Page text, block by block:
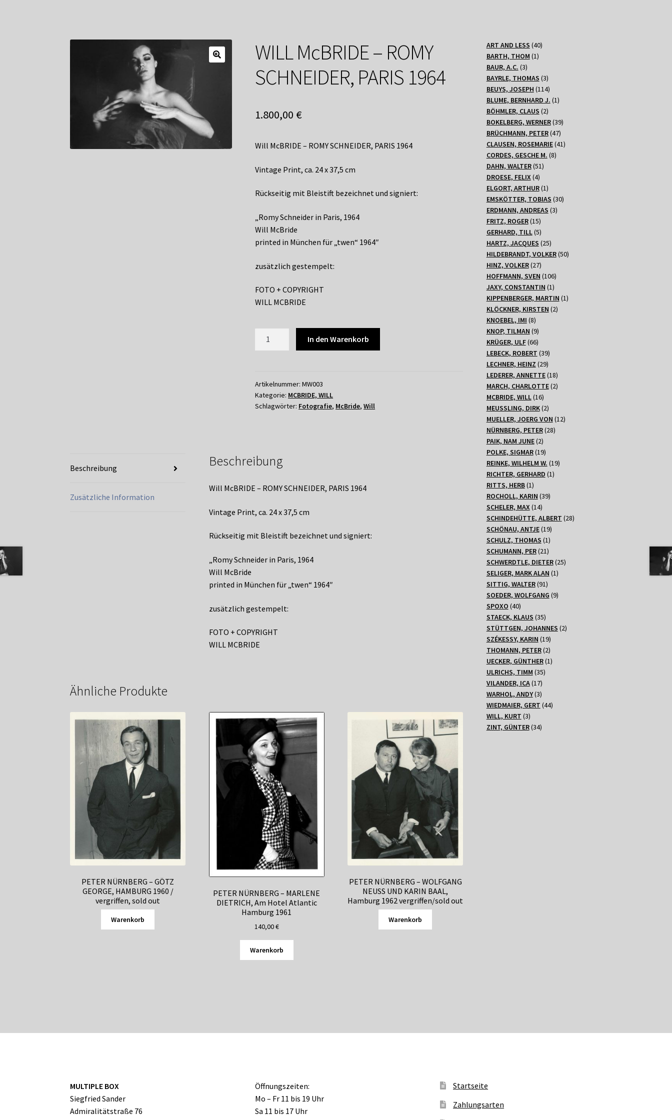
WILL McBRIDE – ROMY
SCHNEIDER, PARIS 1964
1.800,00 €
Will McBRIDE – ROMY SCHNEIDER, PARIS 1964
Vintage Print, ca. 24 x 37,5 cm
Rückseitig mit Bleistift bezeichnet und signiert:
„Romy Schneider in Paris, 1964
Will McBride
printed in München für „twen“ 1964″
zusätzlich gestempelt:
FOTO + COPYRIGHT
WILL MCBRIDE
SCHNEIDER,
PARIS
1964
In den Warenkorb
Artikelnummer:MW003
Kategorie: MCBRIDE, WILL
Schlagwörter: Fotografie, McBride,Will
Beschreibung
Zusätzliche Information
Beschreibung
Will McBRIDE – ROMY SCHNEIDER, PARIS 1964
Vintage Print, ca. 24 x 37,5 cm
Rückseitig mit Bleistift bezeichnet und signiert:
„Romy Schneider in Paris, 1964
Will McBride
printed in München für „twen“ 1964″
zusätzlich gestempelt:
FOTO + COPYRIGHT
WILL MCBRIDE
Ähnliche Produkte
PETER NÜRNBERG – GÖTZ
GEORGE, HAMBURG 1960 /
vergriffen, sold out
Warenkorb
PETER NÜRNBERG – MARLENE
DIETRICH, Am Hotel Atlantic
Hamburg 1961
140,00€
Warenkorb
PETER NÜRNBERG – WOLFGANG
NEUSS UND KARIN BAAL,
Hamburg 1962 vergriffen/sold out
Warenkorb
ART AND LESS 4040
BARTH, THOM 11
BAUR, A.C. 33
Produkte
BAYRLE, THOMAS 33
Produkte
BEUYS, JOSEPH 114114
Produkte
BLUME, BERNHARD J. 11
BÖHMLER, CLAUS 22
Produkte
BOKELBERG, WERNER 3939
BRÜCHMANN, PETER 4747
Produkte
CLAUSEN, ROSEMARIE 4141
CORDES, GESCHE M. 88
DAHN, WALTER 5151
DROESE, FELIX 44
Produkte
ELGORT, ARTHUR 11
Produkt
EMSKÖTTER, TOBIAS 3030
ERDMANN, ANDREAS 33
FRITZ, ROGER 1515
Produkte
GERHARD, TILL 55
Produkte
HARTZ, JACQUES 2525
Produkte
HILDEBRANDT, VOLKER 5050
HINZ, VOLKER 2727
Produkte
HOFFMANN, SVEN 106106
Produkte
JAXY, CONSTANTIN 11
Produkt
KIPPENBERGER, MARTIN 11
KLÖCKNER, KIRSTEN 22
KNOEBEL, IMI 88
Produkte
KNOP, TILMAN 99
Produkte
KRÜGER, ULF 6666
Produkte
LEBECK, ROBERT 3939
Produkte
LECHNER, HEINZ 2929
Produkte
LEDERER, ANNETTE 1818
Produkte
MARCH, CHARLOTTE 22
MCBRIDE, WILL 1616
Produkte
MEUSSLING, DIRK 22
Produkte
MUELLER, JOERG VON 1212
NÜRNBERG, PETER 2828
PAIK, NAM JUNE 22
Produkte
POLKE, SIGMAR 1919
Produkte
REINKE, WILHELM W. 1919
RICHTER, GERHARD 11
RITTS, HERB 11
Produkt
ROCHOLL, KARIN 3939
SCHELER, MAX 1414
Produkte
SCHINDEHÜTTE, ALBERT 2828
SCHÖNAU, ANTJE 1919
Produkte
SCHULZ, THOMAS 11
Produkt
SCHUMANN, PER 2121
Produkte
SCHWERDTLE, DIETER 2525
SELIGER, MARK ALAN 11
SITTIG, WALTER 9191
Produkte
SOEDER, WOLFGANG 99
SPOXO 4040
Produkte
STAECK, KLAUS 3535
Produkte
STÜTTGEN, JOHANNES 22
SZÉKESSY, KARIN 1919
Produkte
THOMANN, PETER 22
Produkte
UECKER, GÜNTHER 11
ULRICHS, TIMM 3535
VILANDER, ICA 1717
Produkte
WARHOL, ANDY 33
Produkte
WIEDMAIER, GERT 4444
WILL, KURT 33
Produkte
ZINT, GÜNTER 3434
MULTIPLE BOX
Siegfried Sander
Admiralitätstraße 76
Öffnungszeiten:
Mo – Fr 11 bis 19 Uhr
Sa 11 bis 17 Uhr
Startseite
Zahlungsarten